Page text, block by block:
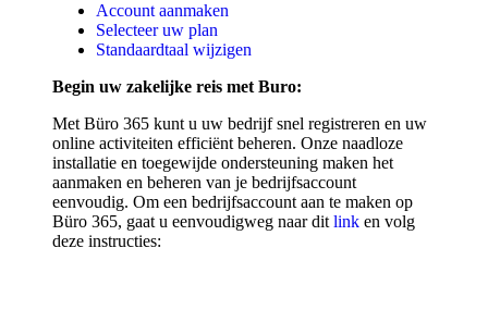
Account aanmaken
Selecteer uw plan
Standaardtaal wijzigen
Begin uw zakelijke reis met Buro:
Met Büro 365 kunt u uw bedrijf snel registreren en uw
online activiteiten efficiënt beheren. Onze naadloze
installatie en toegewijde ondersteuning maken het
aanmaken en beheren van je bedrijfsaccount
eenvoudig. Om een bedrijfsaccount aan te maken op
Büro 365, gaat u eenvoudigweg naar dit link en volg
deze instructies: